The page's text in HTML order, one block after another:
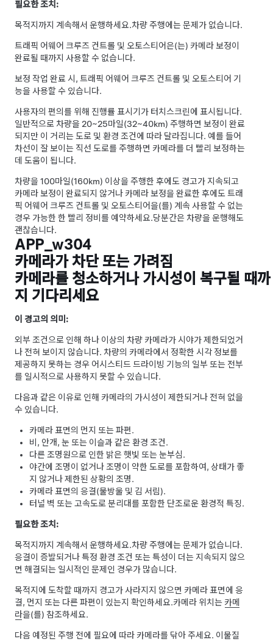
필요한 조치:
목적지까지 계속해서 운행하세요.차량 주행에는 문제가 없습니다.
트래픽 어웨어 크루즈 컨트롤 및 오토스티어은(는) 카메라 보정이
완료될 때까지 사용할 수 없습니다.
보정 작업 완료 시, 트래픽 어웨어 크루즈 컨트롤 및 오토스티어 기
능을 사용할 수 있습니다.
사용자의 편의를 위해 진행률 표시기가 터치스크린에 표시됩니다.
일반적으로 차량을 20~25마일(32~40km) 주행하면 보정이 완료
되지만 이 거리는 도로 및 환경 조건에 따라 달라집니다. 예를 들어
차선이 잘 보이는 직선 도로를 주행하면 카메라를 더 빨리 보정하는
데 도움이 됩니다.
차량을 100마일(160km) 이상을 주행한 후에도 경고가 지속되고
카메라 보정이 완료되지 않거나 카메라 보정을 완료한 후에도트래
픽 어웨어 크루즈 컨트롤 및 오토스티어을(를) 계속 사용할 수 없는
경우 가능한 한 빨리 정비를 예약하세요.당분간은 차량을 운행해도
괜찮습니다.
APP_w304
카메라가 차단 또는 가려짐
카메라를 청소하거나 가시성이 복구될 때까
지 기다리세요
이 경고의 의미:
외부 조건으로 인해 하나 이상의 차량 카메라가 시야가 제한되었거
나 전혀 보이지 않습니다. 차량의 카메라에서 정확한 시각 정보를
제공하지 못하는 경우 어시스티드 드라이빙 기능의 일부 또는 전부
를 일시적으로 사용하지 못할 수 있습니다.
다음과 같은 이유로 인해 카메라의 가시성이 제한되거나 전혀 없을
수 있습니다.
카메라 표면의 먼지 또는 파편.
비, 안개, 눈 또는 이슬과 같은 환경 조건.
다른 조명원으로 인한 밝은 햇빛 또는 눈부심.
야간에 조명이 없거나 조명이 약한 도로를 포함하여, 상태가 좋
지 않거나 제한된 상황의 조명.
카메라 표면의 응결(물방울 및 김 서림).
터널 벽 또는 고속도로 분리대를 포함한 단조로운 환경적 특징.
필요한 조치:
목적지까지 계속해서 운행하세요.차량 주행에는 문제가 없습니다.
응결이 증발되거나 특정 환경 조건 또는 특성이 더는 지속되지 않으
면 해결되는 일시적인 문제인 경우가 많습니다.
목적지에 도착할 때까지 경고가 사라지지 않으면 카메라 표면에 응
결, 먼지 또는 다른 파편이 있는지 확인하세요.카메라 위치는 카메
라을(를) 참조하세요.
다음 예정된 주행 전에 필요에 따라 카메라를 닦아 주세요. 이물질